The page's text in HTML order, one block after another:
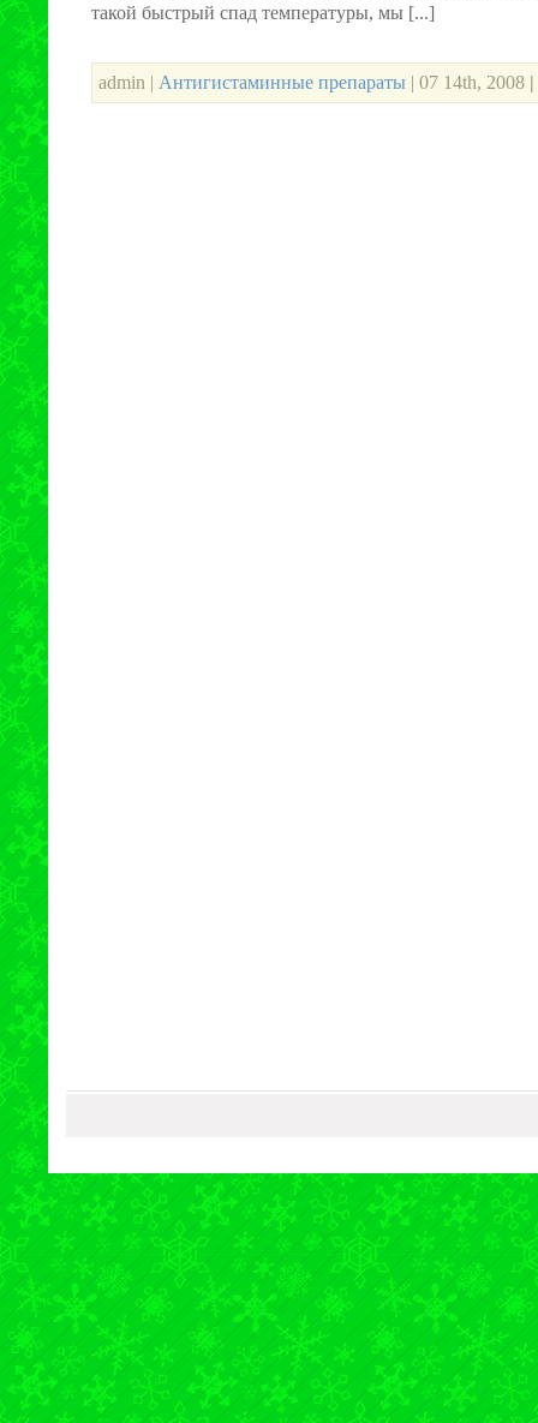
такой быстрый спад температуры, мы [...]
admin | Антигистаминные препараты | 07 14th, 2008 |